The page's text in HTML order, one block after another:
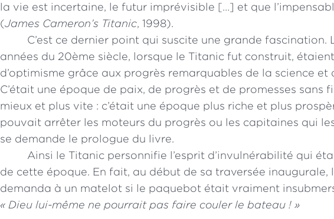
la vie est incertaine, le futur imprévisible […] et que
(James Cameron’s Titanic, 1998).
C’est ce dernier point qui suscite une grande fascination.
années du 20ème siècle, lorsque le Titanic fut construit,
d’optimisme grâce aux progrès remarquables de la science et
C’était une époque de paix, de progrès et de promesses sans
mieux et plus vite : c’était une époque plus riche et plus
pouvait arrêter les moteurs du progrès ou les capitaines qui
se demande le prologue du livre.
Ainsi le Titanic personnifie l’esprit d’invulnérabilité qui
de cette époque. En fait, au début de sa traversée inaugurale,
demanda à un matelot si le paquebot était vraiment
« Dieu lui-même ne pourrait pas faire couler le bateau ! »